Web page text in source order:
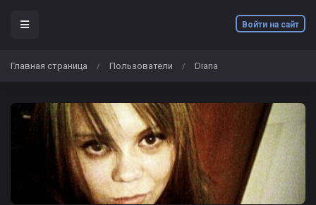
Войти на сайт
Главная страница / Пользователи / Diana